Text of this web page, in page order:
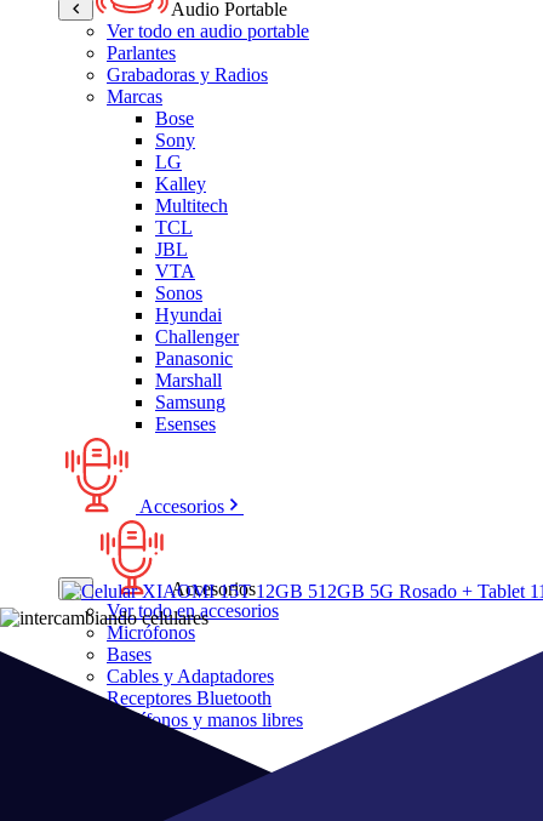
Audio Portable
Ver todo en audio portable
Parlantes
Grabadoras y Radios
Marcas
Bose
Sony
LG
Kalley
Multitech
TCL
JBL
VTA
Sonos
Hyundai
Challenger
Panasonic
Marshall
Samsung
Esenses
Accesorios
Accesorios
Ver todo en accesorios
Micrófonos
Bases
Cables y Adaptadores
Receptores Bluetooth
Audífonos y manos libres